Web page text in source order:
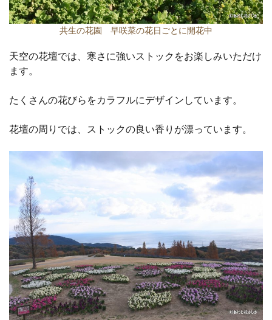
共生の花園 早咲菜の花日ごとに開花中
天空の花壇では、寒さに強いストックをお楽しみいただけ
ます。
たくさんの花びらをカラフルにデザインしています。
花壇の周りでは、ストックの良い香りが漂っています。